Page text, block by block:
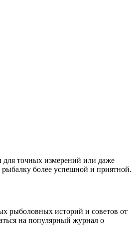
для точных измерений или даже
более успешной и приятной.
рыболовных историй и советов от
на популярный журнал о